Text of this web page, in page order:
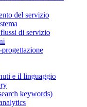
del servizio
di servizio
e il linguaggio
keywords)